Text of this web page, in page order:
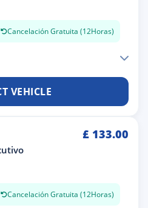
Cancelación Gratuita (12Horas)
VEHICLE
£ 133.00
Cancelación Gratuita (12Horas)